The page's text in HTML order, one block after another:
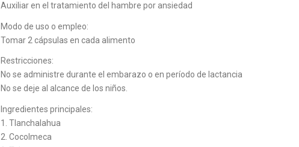
Auxiliar en el tratamiento del hambre por ansiedad
Modo de uso o empleo:
Tomar 2 cápsulas en cada alimento
Restricciones:
No se administre durante el embarazo o en período de lactancia
No se deje al alcance de los niños.
Ingredientes principales:
1. Tlanchalahua
2. Cocolmeca